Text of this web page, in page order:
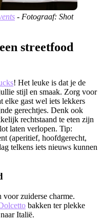
- Fotograaf: Shot
streetfood
! Het leuke is dat je de
stijl en smaak. Zorg voor
elke gast wel iets lekkers
gerechtjes. Denk ook
rechtstaand te eten zijn
laten verlopen. Tip:
(aperitief, hoofdgerecht,
telkens iets nieuws kunnen
zuiderse charme.
bakken ter plekke
Italië.